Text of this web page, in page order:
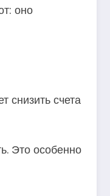
оно
снизить счета
Это особенно